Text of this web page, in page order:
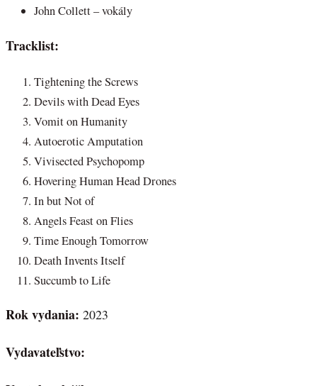
John Collett – vokály
Tracklist:
Tightening the Screws
Devils with Dead Eyes
Vomit on Humanity
Autoerotic Amputation
Vivisected Psychopomp
Hovering Human Head Drones
In but Not of
Angels Feast on Flies
Time Enough Tomorrow
Death Invents Itself
Succumb to Life
Rok vydania: 2023
Vydavateľstvo: